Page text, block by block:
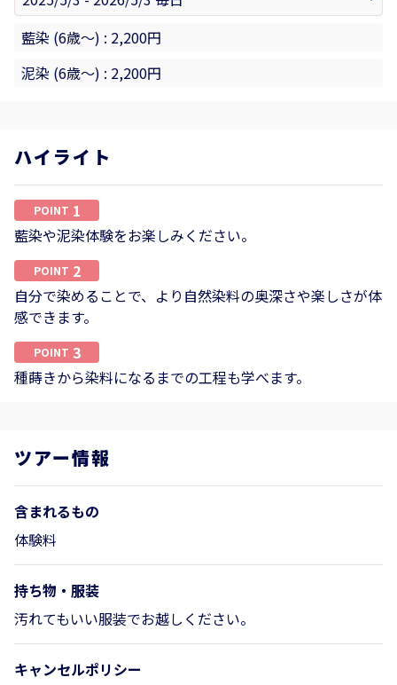
藍染 (6歳〜) : 2,200円
泥染 (6歳〜) : 2,200円
ハイライト
POINT 1
藍染や泥染体験をお楽しみください。
POINT 2
自分で染めることで、より自然染料の奥深さや楽しさが体
感できます。
POINT 3
種蒔きから染料になるまでの工程も学べます。
ツアー情報
含まれるもの
体験料
持ち物・服装
汚れてもいい服装でお越しください。
キャンセルポリシー